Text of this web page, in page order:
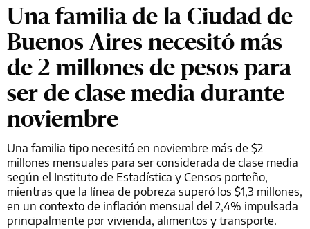
Una familia de la Ciudad de
Buenos Aires necesitó más
de 2 millones de pesos para
ser de clase media durante
noviembre
Una familia tipo necesitó en noviembre más de $2
millones mensuales para ser considerada de clase media
según el Instituto de Estadística y Censos porteño,
mientras que la línea de pobreza superó los $1,3 millones,
en un contexto de inflación mensual del 2,4% impulsada
principalmente por vivienda, alimentos y transporte.